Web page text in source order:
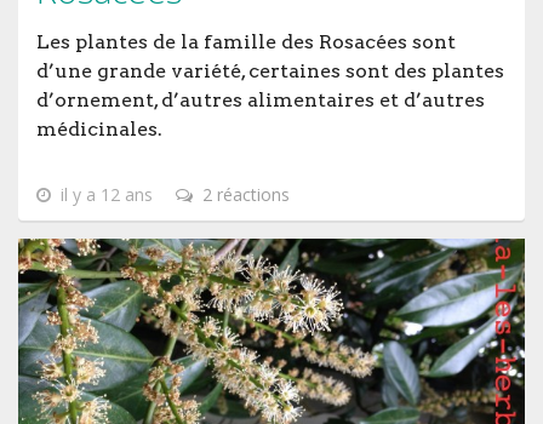
Les plantes de la famille des Rosacées sont
d’une grande variété, certaines sont des plantes
d’ornement, d’autres alimentaires et d’autres
médicinales.
il y a 12 ans 2 réactions